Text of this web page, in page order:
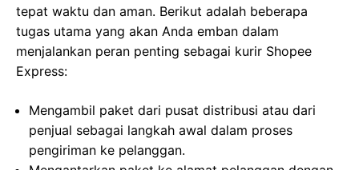
tepat waktu dan aman. Berikut adalah beberapa
tugas utama yang akan Anda emban dalam
menjalankan peran penting sebagai kurir Shopee
Express:
Mengambil paket dari pusat distribusi atau dari
penjual sebagai langkah awal dalam proses
pengiriman ke pelanggan.